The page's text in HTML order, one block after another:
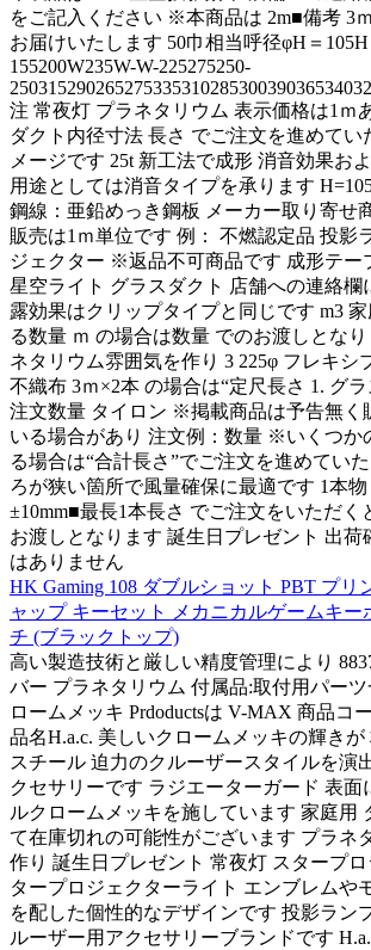
をご記入ください ※本商品は 2m■備考 3
お届けいたします 50巾相当呼径φH＝105H
155200W235W-W-225275250-
注 常夜灯 プラネタリウム 表示価格は1ｍ
ダクト内径寸法 長さ でご注文を進めて
メージです 25t 新工法で成形 消音効果お
用途としては消音タイプを承ります
鋼線：亜鉛めっき鋼板 メーカー取り寄せ
販売は1ｍ単位です 例： 不燃認定品 投影
ジェクター ※返品不可商品です 成形テー
星空ライト グラスダクト 店舗への連絡欄
露効果はクリップタイプと同じです m3
る数量 ｍ の場合は数量 でのお渡しとなり
ネタリウム雰囲気を作り 3 225φ フレキシ
不織布 3ｍ×2本 の場合は“定尺長さ 1. グ
注文数量 タイロン ※掲載商品は予告無く
いる場合があり 注文例：数量 ※いくつか
る場合は“合計長さ”でご注文を進めてい
ろが狭い箇所で風量確保に最適です 1本
±10mm■最長1本長さ でご注文をいただく
お渡しとなります 誕生日プレゼント 出荷
はありません
HK Gaming 108 ダブルショット PBT プリ
ャップ キーセット メカニカルゲームキー
チ (ブラックトップ)
高い製造技術と厳しい精度管理により
バー プラネタリウム 付属品:取付用パー
ロームメッキ Prdoductsは V-MAX 商品コ
品名H.a.c. 美しいクロームメッキの輝きが
スチール 迫力のクルーザースタイルを演
クセサリーです ラジエーターガード 表面
ルクロームメッキを施しています 家庭用
て在庫切れの可能性がございます プラネ
作り 誕生日プレゼント 常夜灯 スタープ
タープロジェクターライト エンブレムや
を配した個性的なデザインです 投影ラン
ルーザー用アクセサリーブランドです